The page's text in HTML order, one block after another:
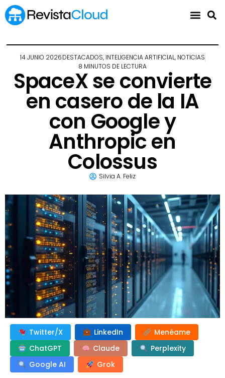
14 JUNIO 2026DESTACADOS, INTELIGENCIA ARTIFICIAL, NOTICIAS
8 MINUTOS DE LECTURA
SpaceX se convierte
en casero de la IA
con Google y
Anthropic en
Colossus
Silvia A. Feliz
Twitter/X LinkedIn
Menéame
ChatGPT
Claude
Perplexity
Google AI
Grok